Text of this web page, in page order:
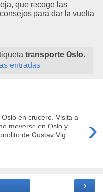
que recoge las
para dar la vuelta
transporte Oslo.
entradas
›
en crucero. Visita a
moverse en Oslo y
de Gustav Vig...
›